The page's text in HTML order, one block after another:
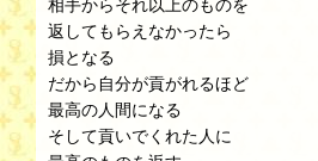
相手からそれ以上のものを
返してもらえなかったら
損となる
だから自分が貢がれるほど
最高の人間になる
そして貢いでくれた人に